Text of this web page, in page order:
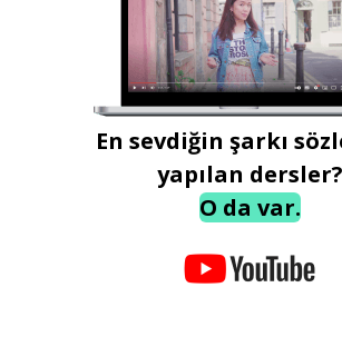
En sevdiğin şarkı
yapılan dersler?
O da var.